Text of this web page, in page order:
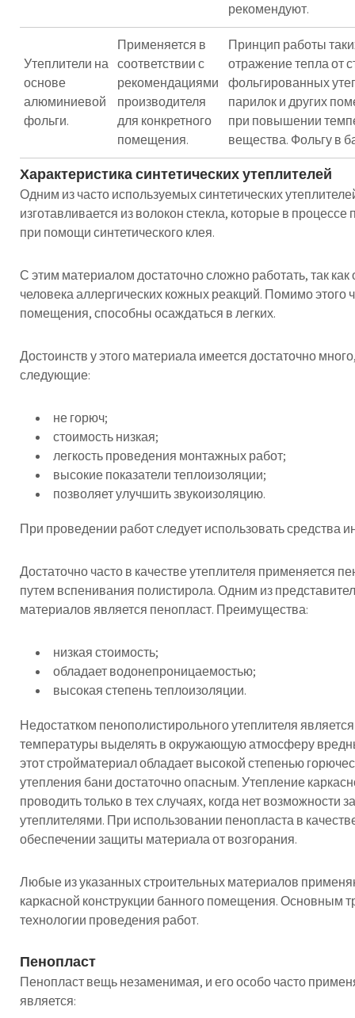
рекомендуют.
Утеплители на
основе
алюминиевой
фольги.
Применяется в
соответствии с
рекомендациями
производителя
для конкретного
помещения.
Принцип работы
отражение тепла от
фольгированных
парилок и других
при повышении
вещества. Фольгу в
Характеристика синтетических утеплителей
Одним из часто используемых синтетических
изготавливается из волокон стекла, которые в
при помощи синтетического клея.
С этим материалом достаточно сложно работать, так
человека аллергических кожных реакций. Помимо
помещения, способны осаждаться в легких.
Достоинств у этого материала имеется достаточно
следующие:
не горюч;
стоимость низкая;
легкость проведения монтажных работ;
высокие показатели теплоизоляции;
позволяет улучшить звукоизоляцию.
При проведении работ следует использовать средства
Достаточно часто в качестве утеплителя применяется
путем вспенивания полистирола. Одним из
материалов является пенопласт. Преимущества:
низкая стоимость;
обладает водонепроницаемостью;
высокая степень теплоизоляции.
Недостатком пенополистирольного утеплителя
температуры выделять в окружающую атмосферу
этот стройматериал обладает высокой степенью
утепления бани достаточно опасным. Утепление
проводить только в тех случаях, когда нет
утеплителями. При использовании пенопласта в
обеспечении защиты материала от возгорания.
Любые из указанных строительных материалов
каркасной конструкции банного помещения. Основным
технологии проведения работ.
Пенопласт
Пенопласт вещь незаменимая, и его особо часто
является: